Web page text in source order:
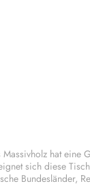
hat eine
sich diese
Bundesländer,